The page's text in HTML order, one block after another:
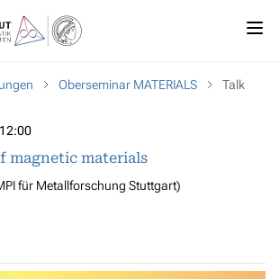
Oberseminar MATERIALS Talk
magnetic materials
für Metallforschung Stuttgart)